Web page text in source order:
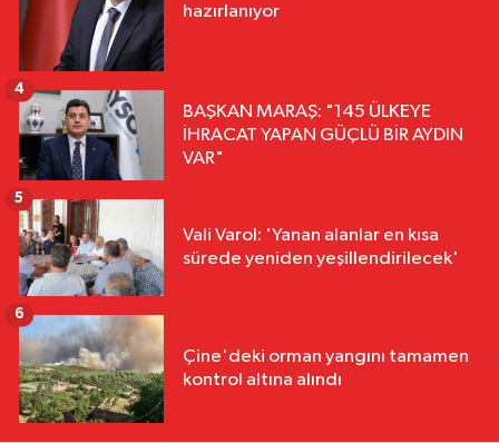
hazırlanıyor
BAŞKAN MARAŞ: "145 ÜLKEYE
İHRACAT YAPAN GÜÇLÜ BİR AYDIN
VAR"
4
Vali Varol: 'Yanan alanlar en kısa
sürede yeniden yeşillendirilecek'
5
Çine'deki orman yangını tamamen
kontrol altına alındı
6